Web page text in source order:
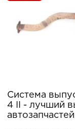
Система
4 II - лучший